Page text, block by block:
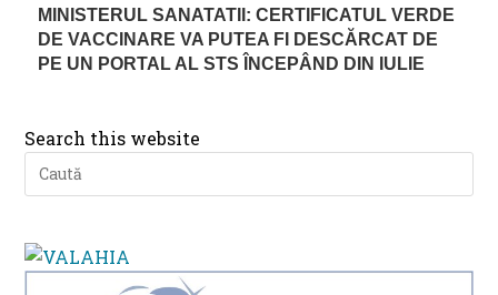
MINISTERUL SANATATII: CERTIFICATUL VERDE
DE VACCINARE VA PUTEA FI DESCĂRCAT DE
PE UN PORTAL AL STS ÎNCEPÂND DIN IULIE
Search this website